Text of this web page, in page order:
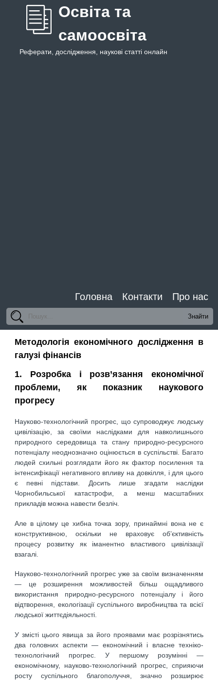
Освіта та
самоосвіта
Реферати, дослідження, наукові статті онлайн
Головна Контакти Про нас
Методологія економічного дослідження в
галузі фінансів
1. Розробка і розв’язання економічної
проблеми, як показник наукового
прогресу
Науково-технологічний прогрес, що супроводжує людську
цивілізацію, за своїми наслідками для навколишнього
природного середовища та стану природно-ресурсного
потенціалу неоднозначно оцінюється в суспільстві. Багато
людей схильні розглядати його як фактор посилення та
інтенсифікації негативного впливу на довкілля, і для цього
є певні підстави. Досить лише згадати наслідки
Чорнобильської катастрофи, а менш масштабних
прикладів можна навести безліч.
Але в цілому це хибна точка зору, принаймні вона не є
конструктивною, оскільки не враховує об’єктивність
процесу розвитку як іманентно властивого цивілізації
взагалі.
Науково-технологічний прогрес уже за своїм визначенням
— це розширення можливостей більш ощадливого
використання природно-ресурсного потенціалу і його
відтворення, екологізації суспільного виробництва та всієї
людської життєдіяльності.
У змісті цього явища за його проявами має розрізнятись
два головних аспекти — економічний і власне техніко-
технологічний прогрес. У першому розумінні —
економічному, науково-техно­логічний прогрес, сприяючи
росту суспільного благополуччя, значно розширює